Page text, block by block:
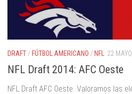
DRAFT /FÚTBOL AMERICANO /NFL 22
NFL Draft 2014: AFC Oeste
NFL Draft AFC Oeste. Valoramos las